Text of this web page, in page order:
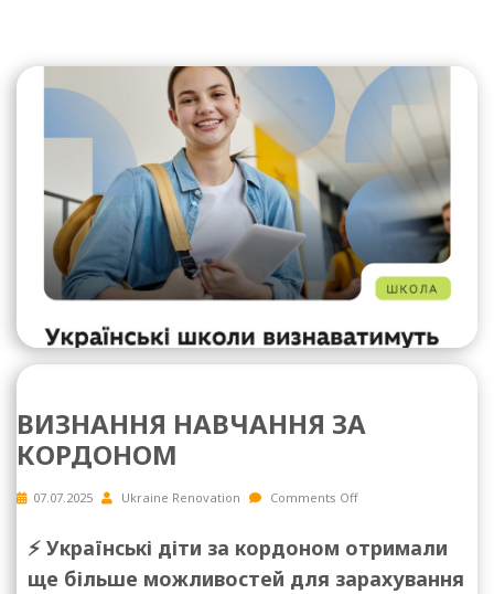
ВИЗНАННЯ НАВЧАННЯ ЗА
КОРДОНОМ
07.07.2025 Ukraine Renovation Comments Off
⚡️ Українські діти за кордоном отримали
ще більше можливостей для зарахування